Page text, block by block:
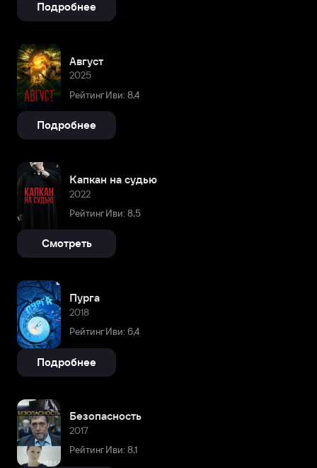
Подробнее
Август
2025
Рейтинг Иви: 8,4
Подробнее
Капкан на судью
2022
Рейтинг Иви: 8,5
Смотреть
Пурга
2018
Рейтинг Иви: 6,4
Подробнее
Безопасность
2017
Рейтинг Иви: 8,1